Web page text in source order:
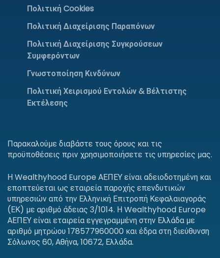
Πολιτική Cookies
Πολιτική Διαχείρισης Παραπόνων
Πολιτική Διαχείρισης Συγκρούσεων
Συμφερόντων
Γνωστοποίηση Κινδύνων
Πολιτική Χειρισμού Εντολών & Βέλτιστης
Εκτέλεσης
Παρακαλούμε διαβάστε τους όρους και τις
προϋποθέσεις πριν χρησιμοποιήσετε τις υπηρεσίες μας.
Η Wealthyhood Europe ΑΕΠΕΥ είναι αδειοδοτημένη και
εποπτεύεται ως εταιρεία παροχής επενδυτικών
υπηρεσιών από την Ελληνική Επιτροπή Κεφαλαιαγοράς
(ΕΚ) με αριθμό άδειας 3/1014. Η Wealthyhood Europe
ΑΕΠΕΥ είναι εταιρεία εγγεγραμμένη στην Ελλάδα με
αριθμό μητρώου 178577960000 και έδρα στη διεύθυνση
Σόλωνος 60, Αθήνα, 10672, Ελλάδα.